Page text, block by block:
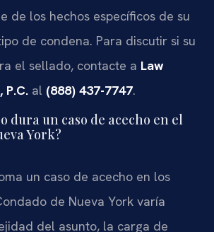
de los hechos específicos de su
de condena. Para discutir si su
el sellado, contacte a Law
P.C. al (888) 437-7747.
dura un caso de acecho en el
York?
un caso de acecho en los
de Nueva York varía
del asunto, la carga de